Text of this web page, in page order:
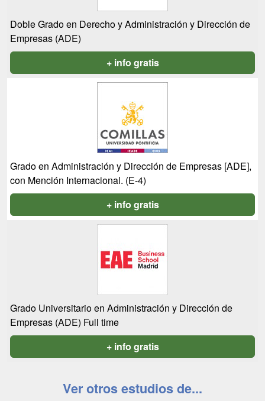
Doble Grado en Derecho y Administración y Dirección de
Empresas (ADE)
+ info gratis
Grado en Administración y Dirección de Empresas [ADE],
con Mención Internacional. (E-4)
+ info gratis
Grado Universitario en Administración y Dirección de
Empresas (ADE) Full time
+ info gratis
Ver otros estudios de...